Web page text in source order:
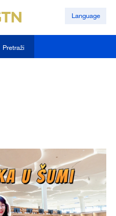
Language
Pretraži